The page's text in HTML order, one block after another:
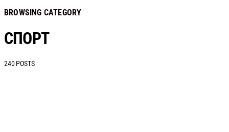
BROWSING CATEGORY
СПОРТ
240 POSTS